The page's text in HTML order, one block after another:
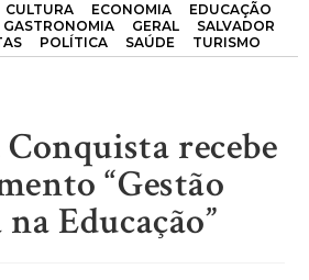
CULTURA ECONOMIA
EDUCAÇÃO
GASTRONOMIA GERAL
SALVADOR
POLÍTICA SAÚDE TURISMO
recebe
“Gestão
Educação”